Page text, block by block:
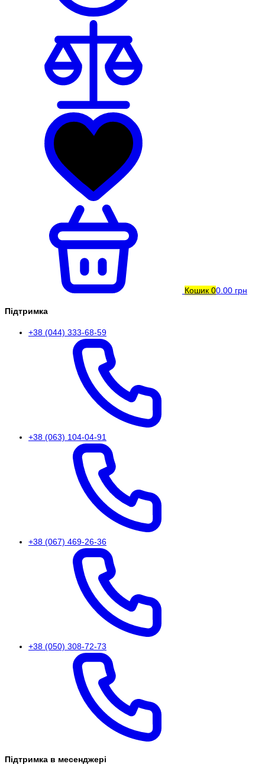
Кошик 00.00 грн
Підтримка
+38 (044) 333-68-59
+38 (063) 104-04-91
+38 (067) 469-26-36
+38 (050) 308-72-73
Підтримка в месенджері